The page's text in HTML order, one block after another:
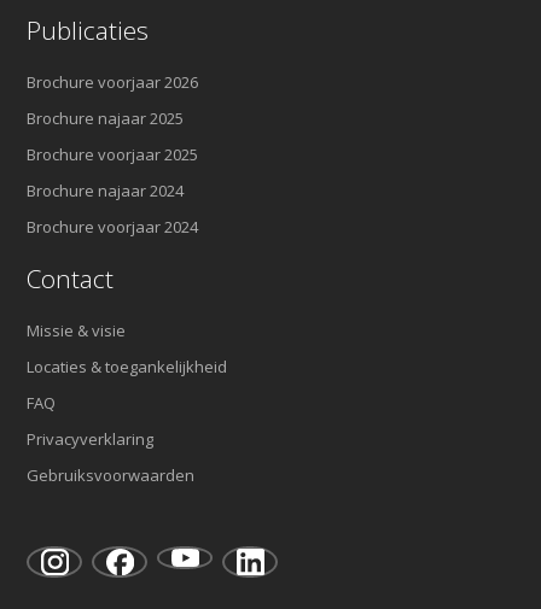
Publicaties
Brochure voorjaar 2026
Brochure najaar 2025
Brochure voorjaar 2025
Brochure najaar 2024
Brochure voorjaar 2024
Contact
Missie & visie
Locaties & toegankelijkheid
FAQ
Privacyverklaring
Gebruiksvoorwaarden